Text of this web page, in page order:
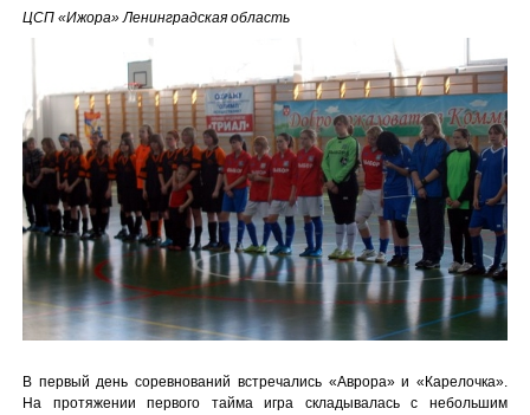
ЦСП «Ижора» Ленинградская область
В первый день соревнований встречались «Аврора» и «Карелочка».
На протяжении первого тайма игра складывалась с небольшим